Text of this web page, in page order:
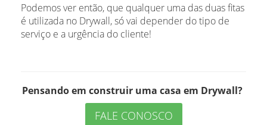
Podemos ver então, que qualquer uma das duas fitas
é utilizada no Drywall, só vai depender do tipo de
serviço e a urgência do cliente!
Pensando em construir uma casa em Drywall?
FALE CONOSCO